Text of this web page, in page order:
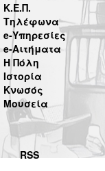
Κ.Ε.Π.
Τηλέφωνα
e-Υπηρεσίες
e-Αιτήματα
Η Πόλη
Ιστορία
Κνωσός
Μουσεία
RSS